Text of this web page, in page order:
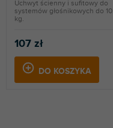
107 zł
DO KOSZYKA
Uchwyt ścienny i sufitowy do
systemów głośnikowych do 10
kg.